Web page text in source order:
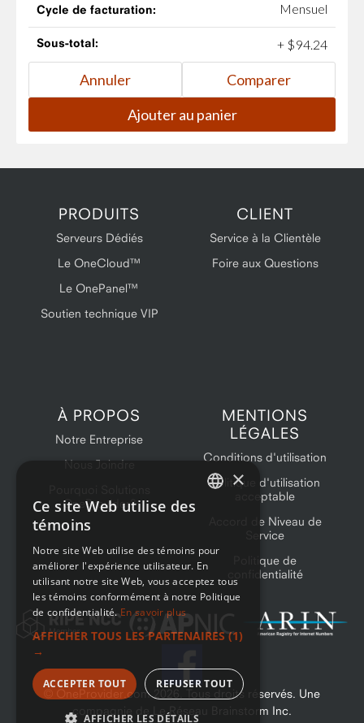
Cycle de facturation: Mensuel
Sous-total: + $94 24
PRODUITS
Serveurs Dédiés
Le OneCloud™
Le OnePanel™
Soutien technique VIP
CLIENT
Service à la Clientèle
Foire aux Questions
À PROPOS
Notre Entreprise
Nous Joindre
OneProvider?
MENTIONS
LÉGALES
Conditions d'utilisation
Politique d'utilisation
acceptable
Accord de Niveau de
Service
Politique de
confidentialité
© OneProvider.com
. Tous droits réservés. Une
compagnie de Le Réseau Brainstorm Inc.
×
Ce site Web utilise des
témoins
Notre site Web utilise des témoins pour
améliorer l'expérience utilisateur. En
utilisant notre site Web, vous acceptez tous
les témoins conformément à notre Politique
de confidentialité. En savoir plus
AFFICHER TOUS LES PARTENAIRES (1)
→
ACCEPTER TOUT REFUSER TOUT
AFFICHER LES DÉTAILS